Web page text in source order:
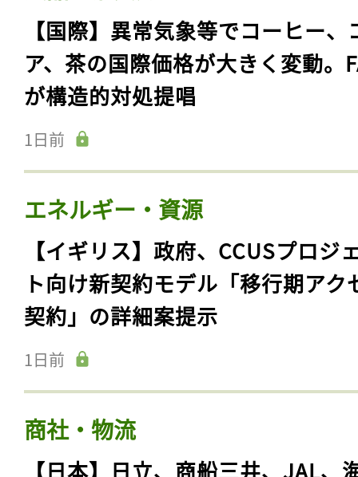
【国際】異常気象等でコーヒー、
ア、茶の国際価格が大きく変動。
が構造的対処提唱
1日前
エネルギー・資源
【イギリス】政府、CCUSプロジ
ト向け新契約モデル「移行期アク
契約」の詳細案提示
1日前
商社・物流
【日本】日立、商船三井、JAL、